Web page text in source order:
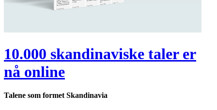
10.000 skandinaviske taler er
nå online
Talene som formet Skandinavia